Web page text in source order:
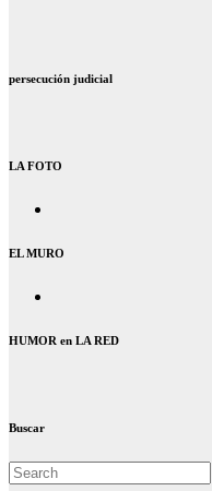
persecución judicial
LA FOTO
EL MURO
HUMOR en LA RED
Buscar